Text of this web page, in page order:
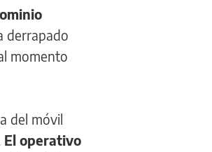
derrapado
momento
del móvil
El operativo